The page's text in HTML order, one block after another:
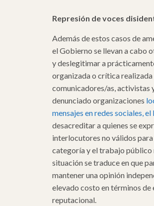
Represión de voces
Además de estos casos de
el Gobierno se llevan a cabo
y deslegitimar a
organizada o crítica
comunicadores/as, activistas
denunciado organizaciones
mensajes en redes sociales,
desacreditar a quienes se
interlocutores no válidos
categoría y el trabajo público
situación se traduce en que
mantener una opinión
elevado costo en términos
reputacional.